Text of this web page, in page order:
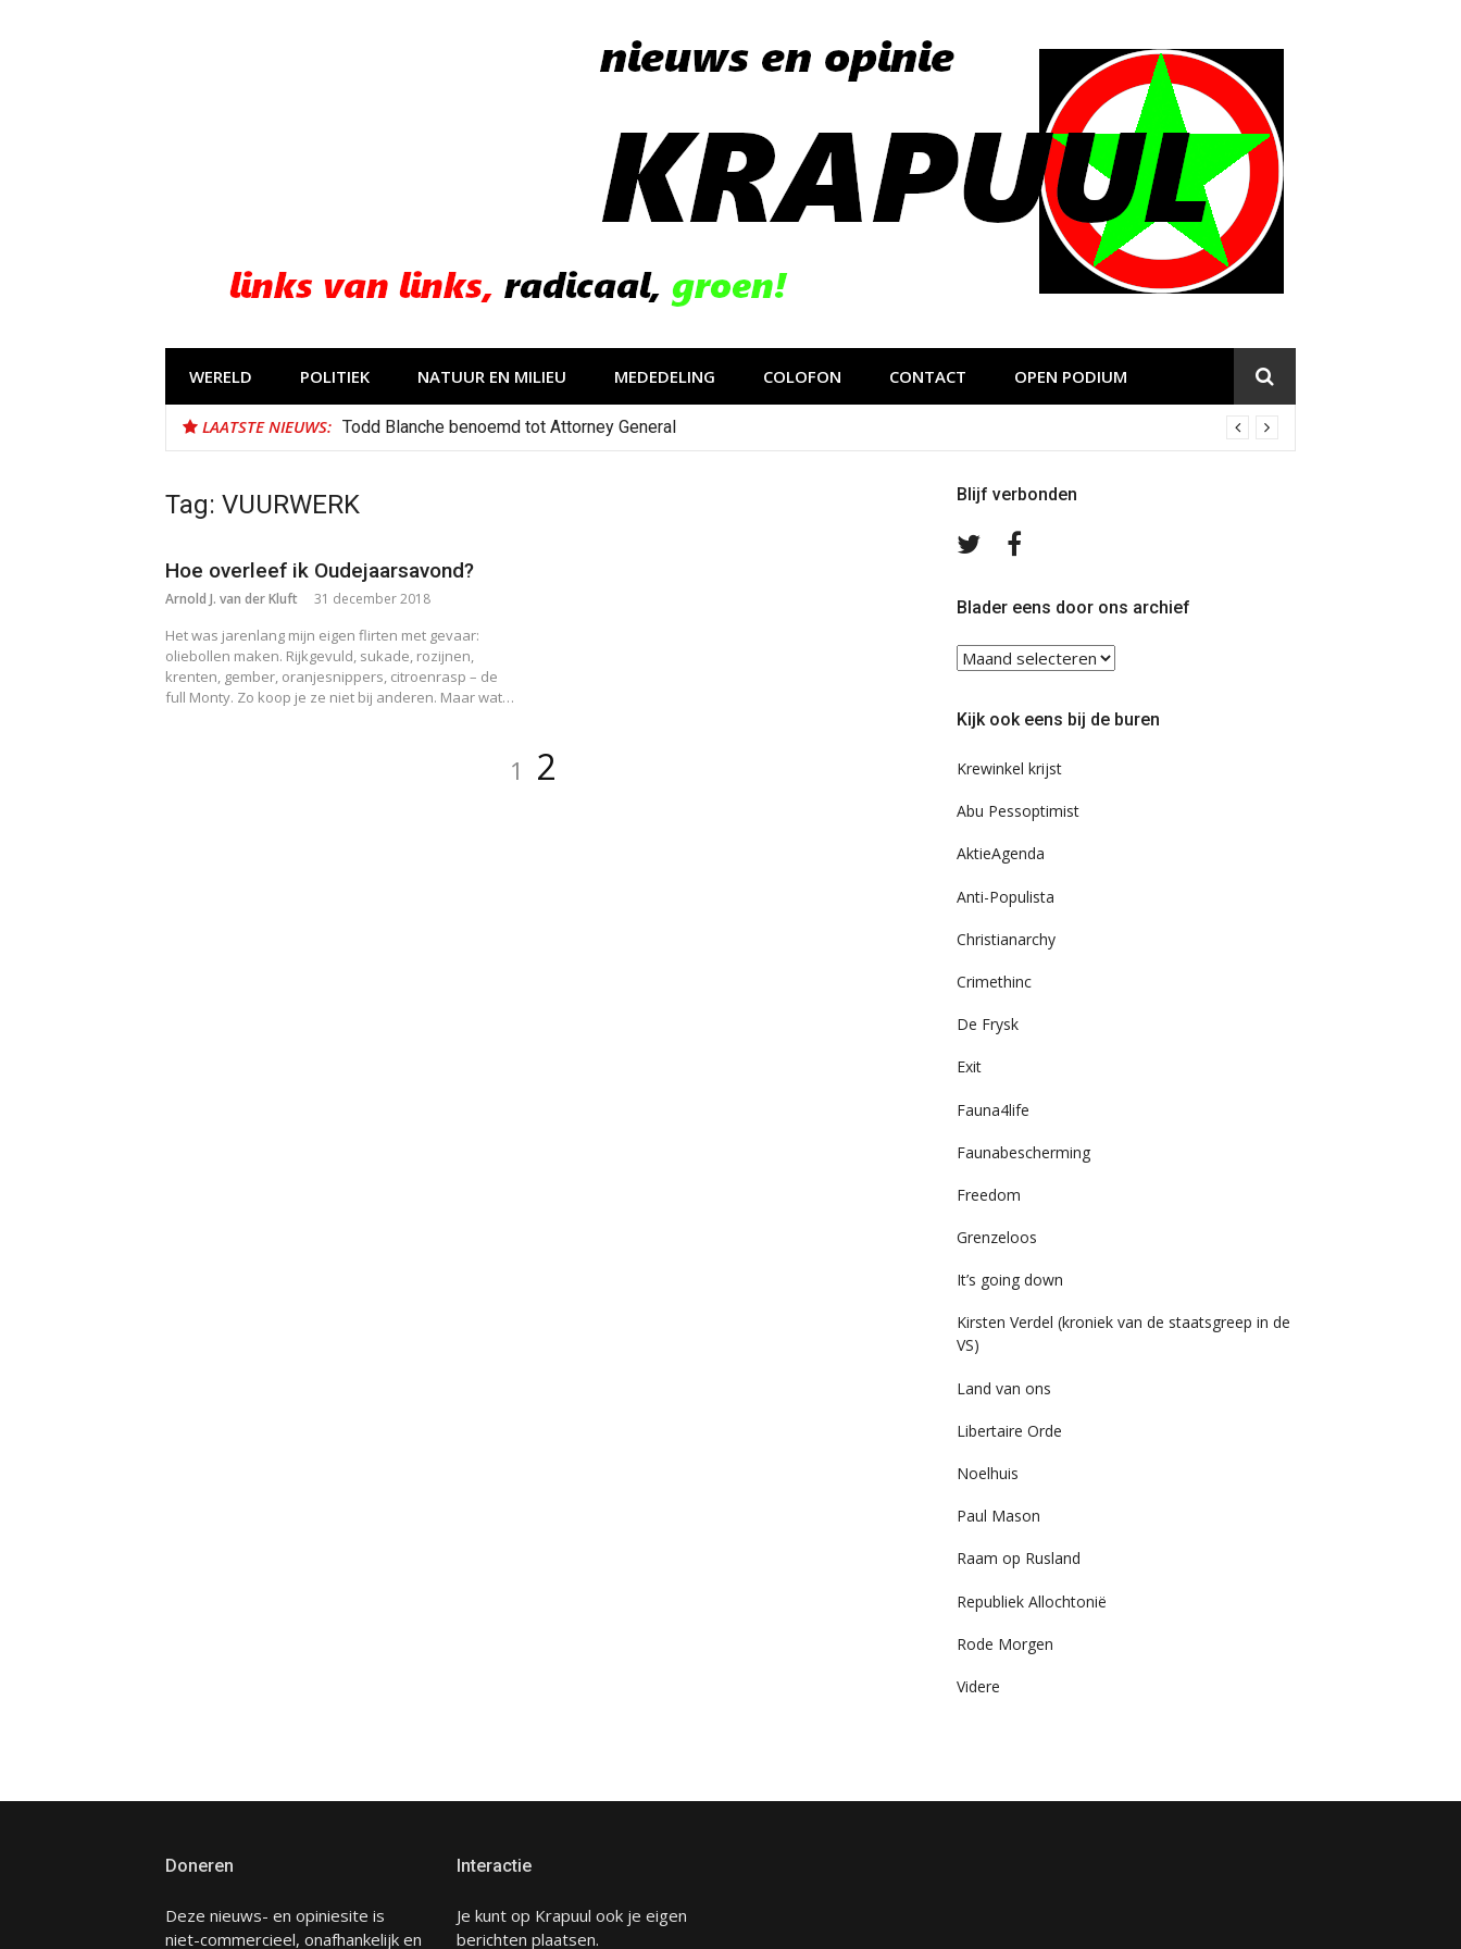
WERELD POLITIEK NATUUR EN MILIEU MEDEDELING COLOFON CONTACT OPEN PODIUM
LAATSTE NIEUWS: Todd Blanche benoemd tot Attorney General
Tag: VUURWERK
Hoe overleef ik Oudejaarsavond?
Arnold J. van der Kluft 31 december 2018
Het was jarenlang mijn eigen flirten met gevaar:
oliebollen maken. Rijkgevuld, sukade, rozijnen,
krenten, gember, oranjesnippers, citroenrasp – de
full Monty. Zo koop je ze niet bij anderen. Maar wat…
Pagina
1 Pagina
2
Blijf verbonden
Volg
TwitterFacebook
Blader eens door ons archief
Blader
eens
ons
Kijk ook eens bij de buren
Krewinkel krijst
Abu Pessoptimist
AktieAgenda
Anti-Populista
Christianarchy
Crimethinc
De Frysk
Exit
Fauna4life
Faunabescherming
Freedom
Grenzeloos
It’s going down
Kirsten Verdel (kroniek van de staatsgreep in de
VS)
Land van ons
Libertaire Orde
Noelhuis
Paul Mason
Raam op Rusland
Republiek Allochtonië
Rode Morgen
Videre
Doneren
Deze nieuws- en opiniesite is
niet-commercieel, onafhankelijk en
Interactie
Je kunt op Krapuul ook je eigen
berichten plaatsen.